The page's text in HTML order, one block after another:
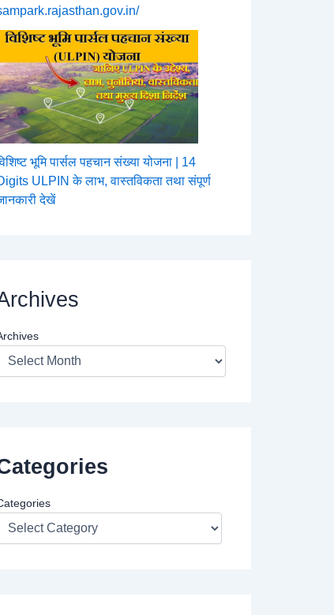
भूमि पार्सल पहचान संख्या योजना | 14
ULPIN के लाभ, वास्तविकता तथा संपूर्ण
देखें